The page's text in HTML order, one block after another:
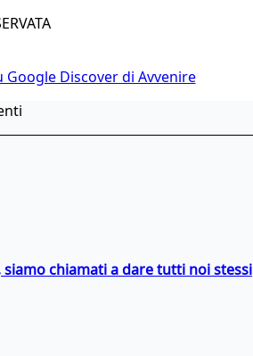
Google Discover di Avvenire
chiamati a dare tutti noi stessi